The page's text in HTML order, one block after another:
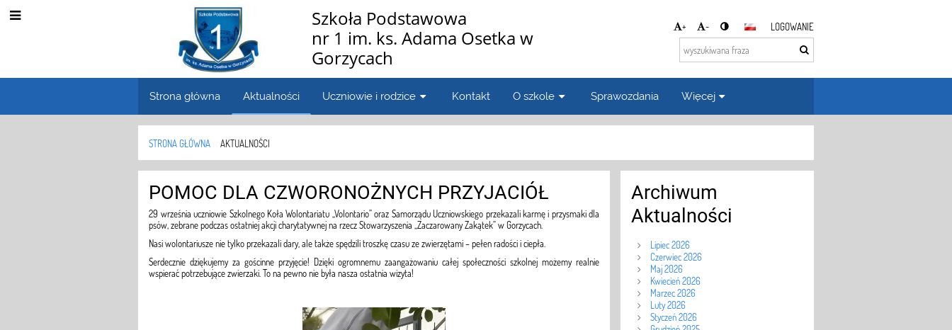
Szkoła Podstawowa
nr 1 im. ks. Adama Osetka w
Gorzycach
+ - LOGOWANIE
Strona główna Aktualności Uczniowie i rodzice Kontakt O szkole Sprawozdania Więcej
STRONA GŁÓWNA AKTUALNOŚCI
Aktualności
POMOC DLA CZWORONOŻNYCH PRZYJACIÓŁ
29 września uczniowie Szkolnego Koła Wolontariatu „Volontario” oraz Samorządu Uczniowskiego przekazali karmę i przysmaki dla
psów, zebrane podczas ostatniej akcji charytatywnej na rzecz Stowarzyszenia „Zaczarowany Zakątek” w Gorzycach.
Nasi wolontariusze nie tylko przekazali dary, ale także spędzili troszkę czasu ze zwierzętami – pełen radości i ciepła.
Serdecznie dziękujemy za gościnne przyjęcie! Dzięki ogromnemu zaangażowaniu całej społeczności szkolnej możemy realnie
wspierać potrzebujące zwierzaki. To na pewno nie była nasza ostatnia wizyta!
Archiwum
Aktualności
Lipiec 2026
Czerwiec 2026
Maj 2026
Kwiecień 2026
Marzec 2026
Luty 2026
Styczeń 2026